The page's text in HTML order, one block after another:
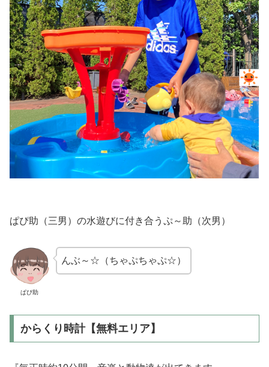
ぱぴ助（三男）の水遊びに付き合うぷ～助（次男）
ぱぴ助
んぶ～☆（ちゃぷちゃぷ☆）
からくり時計【無料エリア】